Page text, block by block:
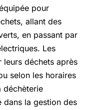
pour
allant des
en passant par
Les
leurs déchets après
selon les horaires
déchèterie
dans la gestion des